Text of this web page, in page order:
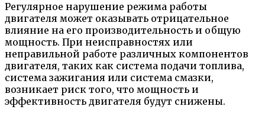
Регулярное нарушение режима работы
двигателя может оказывать отрицательное
влияние на его производительность и общую
мощность. При неисправностях или
неправильной работе различных компонентов
двигателя, таких как система подачи топлива,
система зажигания или система смазки,
возникает риск того, что мощность и
эффективность двигателя будут снижены.